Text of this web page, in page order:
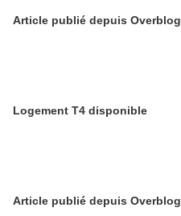
Article publié depuis Overblog
Logement T4 disponible
Article publié depuis Overblog